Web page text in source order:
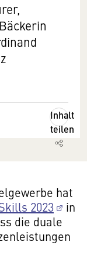
Inhalt
teilen
hat
2023
in
die duale